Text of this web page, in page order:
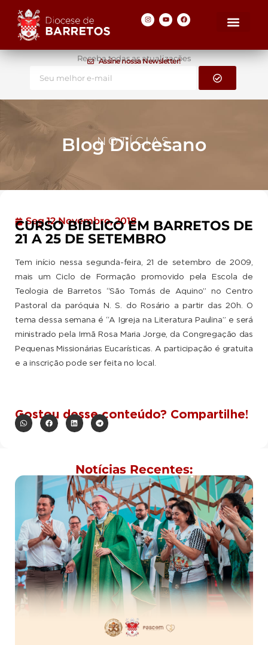
Assine nossa Newsletter!
Receba todas as atualizações
NOTÍCIAS
Blog Diocesano
Seg 12 Novembro, 2018
CURSO BÍBLICO EM BARRETOS DE
21 A 25 DE SETEMBRO
Tem início nessa segunda-feira, 21 de setembro de 2009,
mais um Ciclo de Formação promovido pela Escola de
Teologia de Barretos “São Tomás de Aquino” no Centro
Pastoral da paróquia N. S. do Rosário a partir das 20h. O
tema dessa semana é “A Igreja na Literatura Paulina” e será
ministrado pela Irmã Rosa Maria Jorge, da Congregação das
Pequenas Missionárias Eucarísticas. A participação é gratuita
e a inscrição pode ser feita no local.
Gostou desse conteúdo? Compartilhe!
Notícias Recentes: